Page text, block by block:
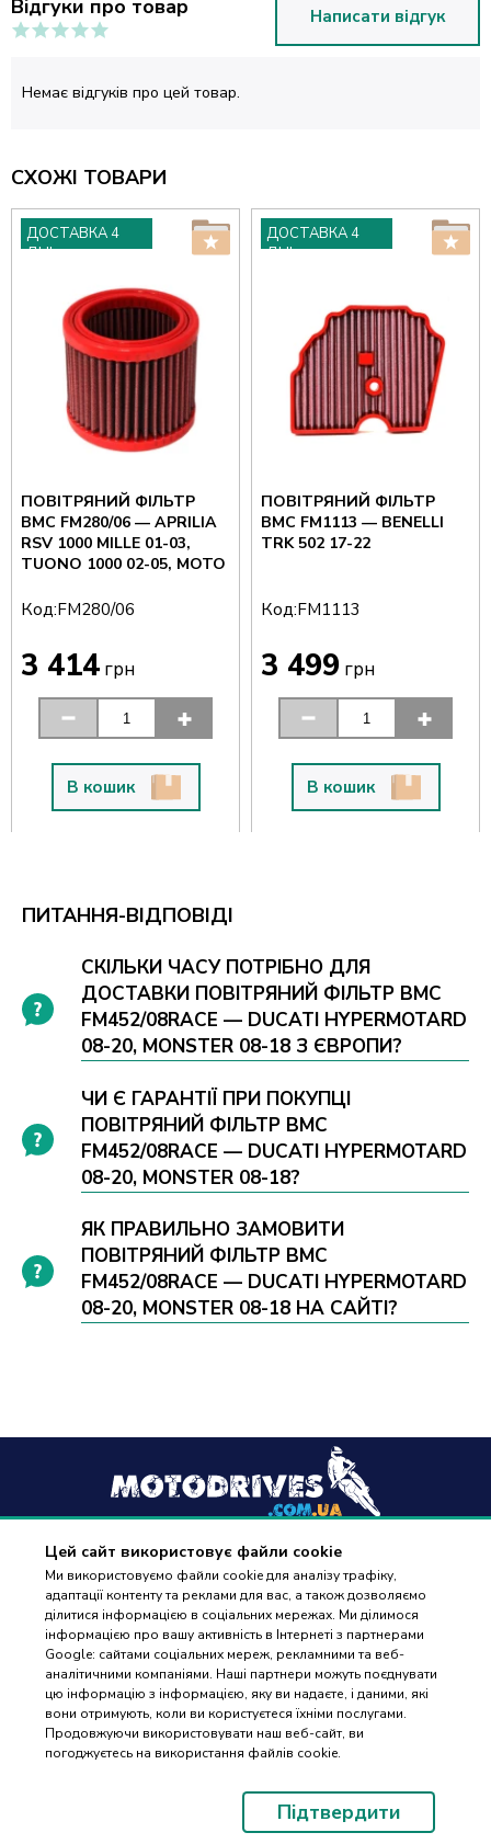
Цей сайт використовує файли cookie
Ми використовуємо файли cookie для аналізу трафіку,
адаптації контенту та реклами для вас, а також дозволяємо
ділитися інформацією в соціальних мережах. Ми ділимося
інформацією про вашу активність в Інтернеті з партнерами
Google: сайтами соціальних мереж, рекламними та веб-
аналітичними компаніями. Наші партнери можуть поєднувати
цю інформацію з інформацією, яку ви надаєте, і даними, які
вони отримують, коли ви користуєтеся їхніми послугами.
Продовжуючи використовувати наш веб-сайт, ви
погоджуєтесь на використання файлів cookie.
Підтвердити
Відгуки про товар Написати відгук
Немає відгуків про цей товар.
СХОЖІ ТОВАРИ
ДОСТАВКА 4
ДНІ
ПОВІТРЯНИЙ ФІЛЬТР
BMC FM280/06 — APRILIA
RSV 1000 MILLE 01-03,
TUONO 1000 02-05, MOTO
Код:FM280/06
3 414 грн
В кошик
ДОСТАВКА 4
ДНІ
ПОВІТРЯНИЙ ФІЛЬТР
BMC FM1113 — BENELLI
TRK 502 17-22
Код:FM1113
3 499 грн
В кошик
ПИТАННЯ-ВІДПОВІДІ
СКІЛЬКИ ЧАСУ ПОТРІБНО ДЛЯ
ДОСТАВКИ ПОВІТРЯНИЙ ФІЛЬТР BMC
FM452/08RACE — DUCATI HYPERMOTARD
08-20, MONSTER 08-18 З ЄВРОПИ?
ЧИ Є ГАРАНТІЇ ПРИ ПОКУПЦІ
ПОВІТРЯНИЙ ФІЛЬТР BMC
FM452/08RACE — DUCATI HYPERMOTARD
08-20, MONSTER 08-18?
ЯК ПРАВИЛЬНО ЗАМОВИТИ
ПОВІТРЯНИЙ ФІЛЬТР BMC
FM452/08RACE — DUCATI HYPERMOTARD
08-20, MONSTER 08-18 НА САЙТІ?
+38(096) 488 77 88
дзвінки приймаються в робочі дні з 9:00 до 18:00
Оплата та доставка
Контакти
ПІДБІР
ЗАПЧАСТИН